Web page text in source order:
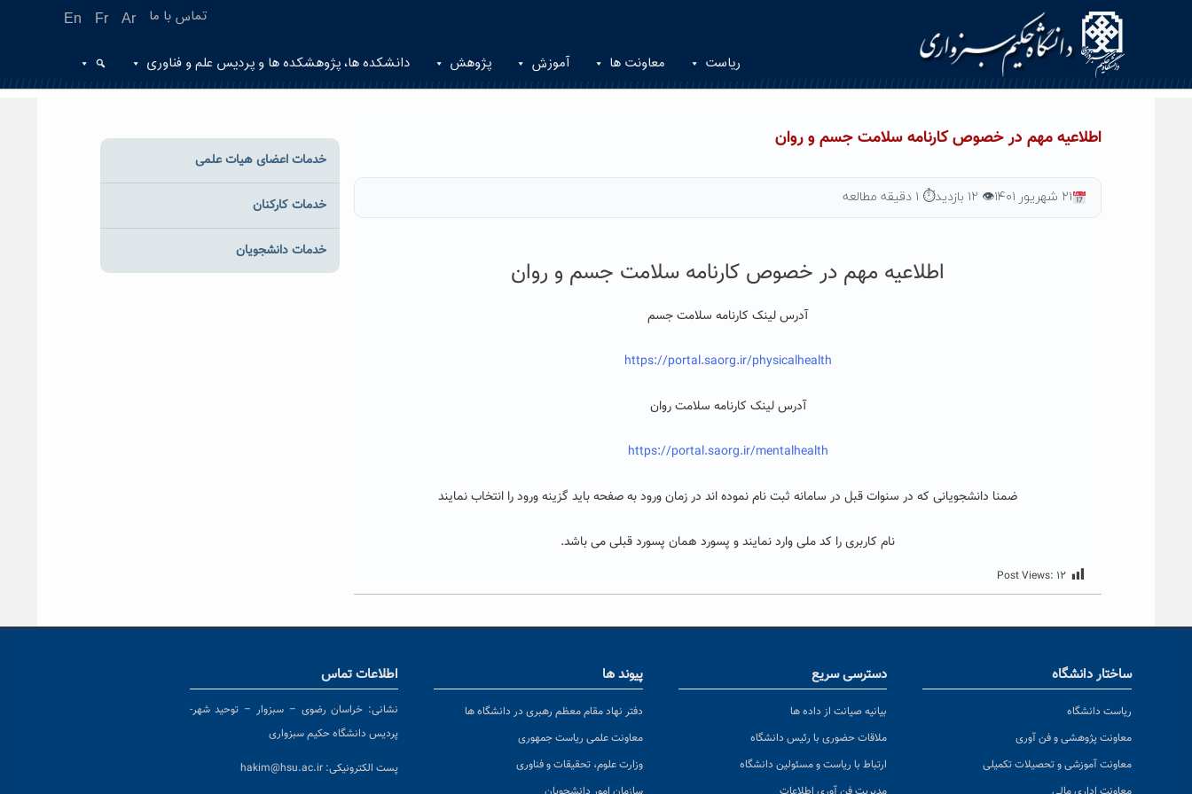
En Fr Ar تماس با ما
ریاست معاونت ها آموزش پژوهش دانشکده ها، پژوهشکده ها و پردیس علم و فناوری
اطلاعیه مهم در خصوص کارنامه سلامت جسم و روان
۲۱ شهریور ۱۴۰۱ 👁 ۱۲ بازدید ⏱ ۱ دقیقه مطالعه
اطلاعیه مهم در خصوص کارنامه سلامت جسم و روان
آدرس لینک کارنامه سلامت جسم
https://portal.saorg.ir/physicalhealth
آدرس لینک کارنامه سلامت روان
https://portal.saorg.ir/mentalhealth
ضمنا دانشجویانی که در سنوات قبل در سامانه ثبت نام نموده اند در زمان ورود به صفحه باید گزینه ورود را انتخاب نمایند
نام کاربری را کد ملی وارد نمایند و پسورد همان پسورد قبلی می باشد.
Post Views: ۱۲
خدمات اعضای هیات علمی
خدمات کارکنان
خدمات دانشجویان
ساختار دانشگاه
ریاست دانشگاه
معاونت پژوهشی و فن آوری
معاونت آموزشی و تحصیلات تکمیلی
دسترسی سریع
بیانیه صیانت از داده ها
ملاقات حضوری با رئیس دانشگاه
ارتباط با ریاست و مسئولین دانشگاه
پیوند ها
دفتر نهاد مقام معظم رهبری در دانشگاه ها
معاونت علمی ریاست جمهوری
وزارت علوم، تحقیقات و فناوری
اطلاعات تماس
نشانی: خراسان رضوی – سبزوار – توحید شهر-
پردیس دانشگاه حکیم سبزواری
پست الکترونیکی: hakim@hsu.ac.ir